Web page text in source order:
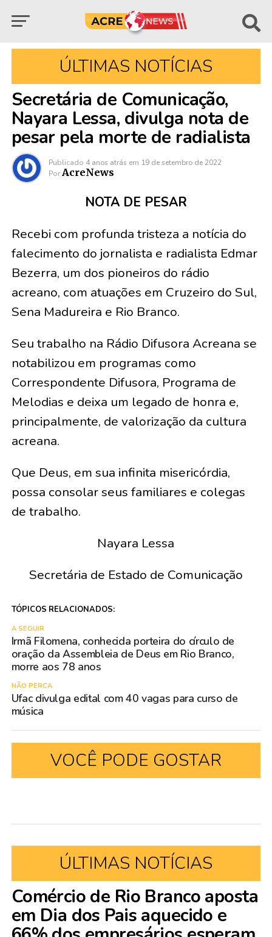
ÚLTIMAS NOTÍCIAS
Secretária de Comunicação,
Nayara Lessa, divulga nota de
pesar pela morte de radialista
Publicado 4 anos atrás em 19 de setembro de 2022
Por AcreNews
NOTA DE PESAR
Recebi com profunda tristeza a notícia do
falecimento do jornalista e radialista Edmar
Bezerra, um dos pioneiros do rádio
acreano, com atuações em Cruzeiro do Sul,
Sena Madureira e Rio Branco.
Seu trabalho na Rádio Difusora Acreana se
notabilizou em programas como
Correspondente Difusora, Programa de
Melodias e deixa um legado de honra e,
principalmente, de valorização da cultura
acreana.
Que Deus, em sua infinita misericórdia,
possa consolar seus familiares e colegas
de trabalho.
Nayara Lessa
Secretária de Estado de Comunicação
TÓPICOS RELACIONADOS:
A SEGUIR
Irmã Filomena, conhecida porteira do círculo de
oração da Assembleia de Deus em Rio Branco,
morre aos 78 anos
NÃO PERCA
Ufac divulga edital com 40 vagas para curso de
música
VOCÊ PODE GOSTAR
ÚLTIMAS NOTÍCIAS
Comércio de Rio Branco aposta
em Dia dos Pais aquecido e